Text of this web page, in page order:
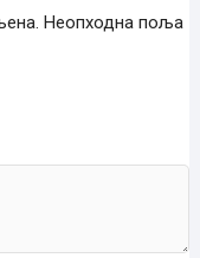
Неопходна поља